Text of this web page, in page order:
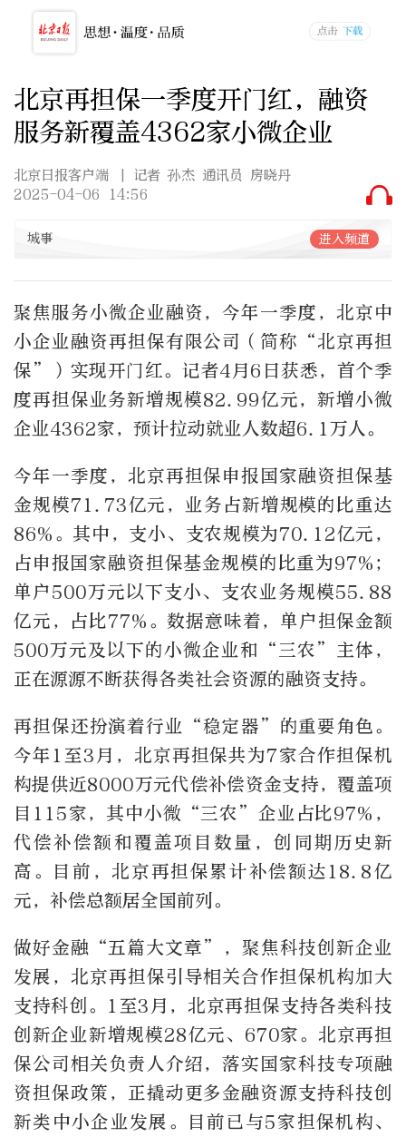
北京再担保一季度开门红，融资
服务新覆盖4362家小微企业
北京日报客户端
| 记者 孙杰 通讯员 房晓丹
2025-04-06 14:56
城事 进入频道
聚焦服务小微企业融资，今年一季度，北京中
小企业融资再担保有限公司（简称“北京再担
保”）实现开门红。记者4月6日获悉，首个季
度再担保业务新增规模82.99亿元，新增小微
企业4362家，预计拉动就业人数超6.1万人。
今年一季度，北京再担保申报国家融资担保基
金规模71.73亿元，业务占新增规模的比重达
86%。其中，支小、支农规模为70.12亿元，
占申报国家融资担保基金规模的比重为97%；
单户500万元以下支小、支农业务规模55.88
亿元，占比77%。数据意味着，单户担保金额
500万元及以下的小微企业和“三农”主体，
正在源源不断获得各类社会资源的融资支持。
再担保还扮演着行业“稳定器”的重要角色。
今年1至3月，北京再担保共为7家合作担保机
构提供近8000万元代偿补偿资金支持，覆盖项
目115家，其中小微“三农”企业占比97%，
代偿补偿额和覆盖项目数量，创同期历史新
高。目前，北京再担保累计补偿额达18.8亿
元，补偿总额居全国前列。
做好金融“五篇大文章”，聚焦科技创新企业
发展，北京再担保引导相关合作担保机构加大
支持科创。1至3月，北京再担保支持各类科技
创新企业新增规模28亿元、670家。北京再担
保公司相关负责人介绍，落实国家科技专项融
资担保政策，正撬动更多金融资源支持科技创
新类中小企业发展。目前已与5家担保机构、